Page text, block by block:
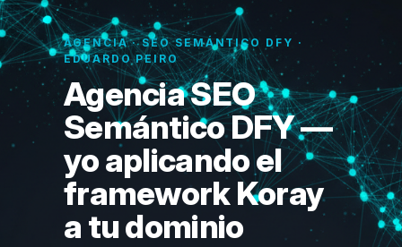
AGENCIA · SEO SEMÁNTICO DFY ·
EDUARDO PEIRO
Agencia SEO
Semántico DFY —
yo aplicando el
framework Koray
a tu dominio